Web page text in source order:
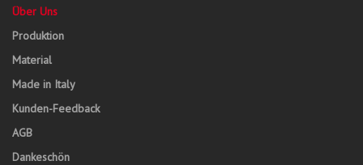
Über Uns
Produktion
Material
Made in Italy
Kunden-Feedback
AGB
Dankeschön